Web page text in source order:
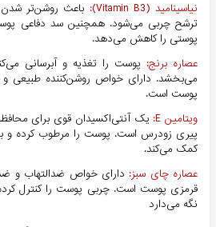
نیاسینامید (Vitamin B3):
باعث روشن‌تر
ترشح چربی می‌شود. همچنین سد دفاعی
پوستی را کاهش می‌دهد.
عصاره برنج: پوست را تغذیه و آبرسانی
می‌بخشد. دارای خواص روشن‌کننده
پوست است.
ویتامین E:
یک آنتی‌اکسیدان قوی برای
پیری زودرس است. پوست را مرطوب کرده و
کمک می‌کند.
عصاره چای سبز: دارای خواص ضدالتهاب و
قرمزی پوست است. چربی پوست را کنترل
نگه می‌دارد